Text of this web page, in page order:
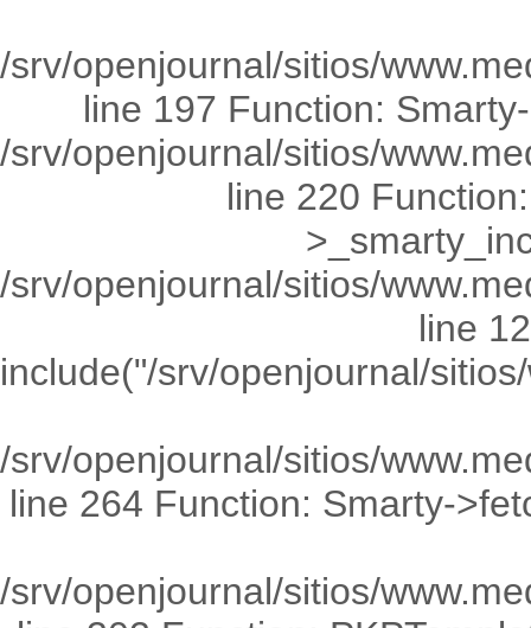
/srv/openjournal/sitios/
line 197 Function:
/srv/openjournal/sitios/
line 220
/srv/openjournal/sitios/
line
include("/srv/openjournal/
/srv/openjournal/sitios/
line 264 Function: Smarty-
/srv/openjournal/sitios/